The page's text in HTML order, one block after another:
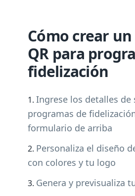
Cómo crear
QR para
fidelización
Ingrese los detalles de
programas de
formulario de arriba
Personaliza el diseño
con colores y tu logo
Genera y previsualiza